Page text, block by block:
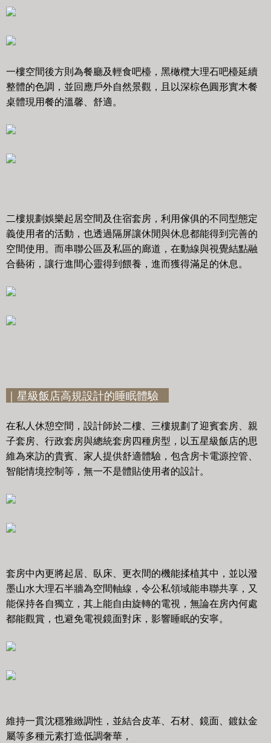
一樓空間後方則為餐廳及輕食吧檯，黑橄欖大理石吧檯延續
整體的色調，並回應戶外自然景觀，且以深棕色圓形實木餐
桌體現用餐的溫馨、舒適。
二樓規劃娛樂起居空間及住宿套房，利用傢俱的不同型態定
義使用者的活動，也透過隔屏讓休閒與休息都能得到完善的
空間使用。而串聯公區及私區的廊道，在動線與視覺結點融
合藝術，讓行進間心靈得到餵養，進而獲得滿足的休息。
｜星級飯店高規設計的睡眠體驗
在私人休憩空間，設計師於二樓、三樓規劃了迎賓套房、親
子套房、行政套房與總統套房四種房型，以五星級飯店的思
維為來訪的貴賓、家人提供舒適體驗，包含房卡電源控管、
智能情境控制等，無一不是體貼使用者的設計。
套房中內更將起居、臥床、更衣間的機能揉植其中，並以潑
墨山水大理石半牆為空間軸線，令公私領域能串聯共享，又
能保持各自獨立，其上能自由旋轉的電視，無論在房內何處
都能觀賞，也避免電視鏡面對床，影響睡眠的安寧。
維持一貫沈穩雅緻調性，並結合皮革、石材、鏡面、鍍鈦金
屬等多種元素打造低調奢華，